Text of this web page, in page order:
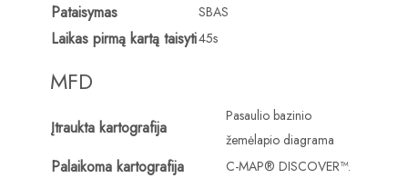
Pataisymas SBAS
Laikas pirmą kartą taisyti45s
MFD
Įtraukta kartografija
Pasaulio bazinio
žemėlapio diagrama
Palaikoma kartografija C-MAP® DISCOVER™.